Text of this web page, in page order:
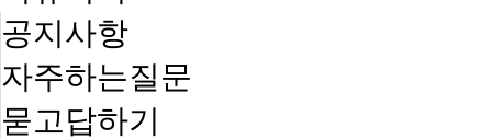
공지사항
자주하는질문
묻고답하기